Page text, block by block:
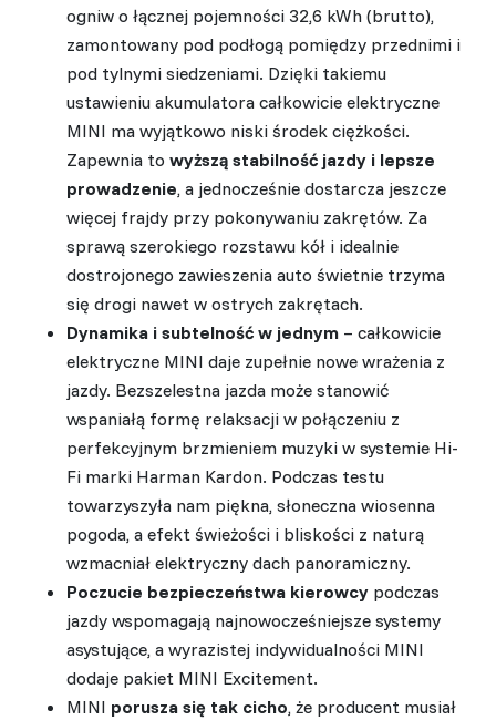
ogniw o łącznej pojemności 32,6 kWh (brutto),
zamontowany pod podłogą pomiędzy przednimi i
pod tylnymi siedzeniami. Dzięki takiemu
ustawieniu akumulatora całkowicie elektryczne
MINI ma wyjątkowo niski środek ciężkości.
Zapewnia to wyższą stabilność jazdy i lepsze
prowadzenie, a jednocześnie dostarcza jeszcze
więcej frajdy przy pokonywaniu zakrętów. Za
sprawą szerokiego rozstawu kół i idealnie
dostrojonego zawieszenia auto świetnie trzyma
się drogi nawet w ostrych zakrętach.
Dynamika i subtelność w jednym – całkowicie
elektryczne MINI daje zupełnie nowe wrażenia z
jazdy. Bezszelestna jazda może stanowić
wspaniałą formę relaksacji w połączeniu z
perfekcyjnym brzmieniem muzyki w systemie Hi-
Fi marki Harman Kardon. Podczas testu
towarzyszyła nam piękna, słoneczna wiosenna
pogoda, a efekt świeżości i bliskości z naturą
wzmacniał elektryczny dach panoramiczny.
Poczucie bezpieczeństwa kierowcy podczas
jazdy wspomagają najnowocześniejsze systemy
asystujące, a wyrazistej indywidualności MINI
dodaje pakiet MINI Excitement.
MINI porusza się tak cicho, że producent musiał